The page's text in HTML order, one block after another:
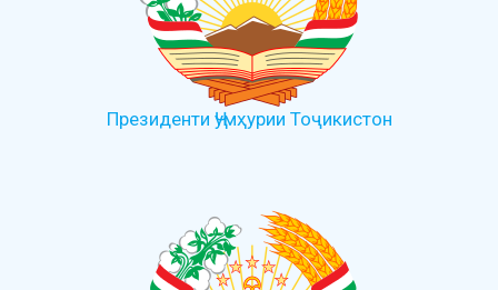
Президенти Ҷумҳурии Тоҷикистон